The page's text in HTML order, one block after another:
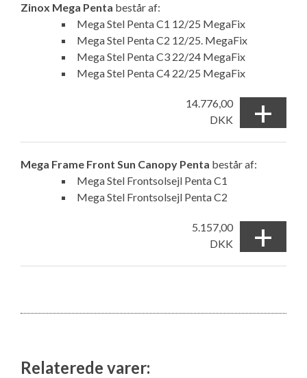
Zinox Mega Penta består af:
Mega Stel Penta C1 12/25 MegaFix
Mega Stel Penta C2 12/25. MegaFix
Mega Stel Penta C3 22/24 MegaFix
Mega Stel Penta C4 22/25 MegaFix
14.776,00
DKK
+
Mega Frame Front Sun Canopy Penta består af:
Mega Stel Frontsolsejl Penta C1
Mega Stel Frontsolsejl Penta C2
5.157,00
DKK
+
Relaterede varer: